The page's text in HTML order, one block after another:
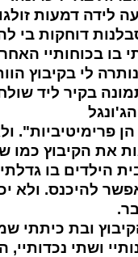
לידה דמעות
דוחקות בי
בו בכוחותיי
לי בקיבוץ
בקיר ליד
פרימיטיביות".
את הקיבוץ כמו
הילדים בו
להיכנס. ולא
ובת כיתתי
ושתי נכדותיי,